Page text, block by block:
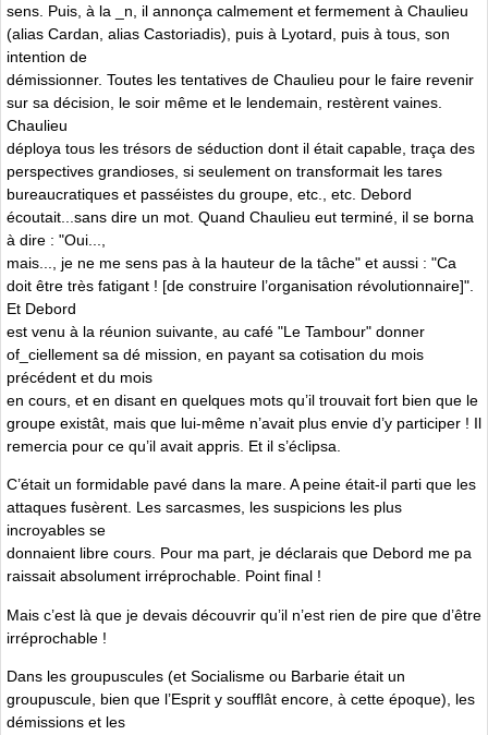
sens. Puis, à la _n, il annonça calmement et fermement à Chaulieu
(alias Cardan, alias Castoriadis), puis à Lyotard, puis à tous, son
intention de
démissionner. Toutes les tentatives de Chaulieu pour le faire revenir
sur sa décision, le soir même et le lendemain, restèrent vaines.
Chaulieu
déploya tous les trésors de séduction dont il était capable, traça des
perspectives grandioses, si seulement on transformait les tares
bureaucratiques et passéistes du groupe, etc., etc. Debord
écoutait...sans dire un mot. Quand Chaulieu eut terminé, il se borna
à dire : "Oui...,
mais..., je ne me sens pas à la hauteur de la tâche" et aussi : "Ca
doit être très fatigant ! [de construire l’organisation révolutionnaire]".
Et Debord
est venu à la réunion suivante, au café "Le Tambour" donner
of_ciellement sa dé mission, en payant sa cotisation du mois
précédent et du mois
en cours, et en disant en quelques mots qu’il trouvait fort bien que le
groupe existât, mais que lui-même n’avait plus envie d’y participer ! Il
remercia pour ce qu’il avait appris. Et il s’éclipsa.
C’était un formidable pavé dans la mare. A peine était-il parti que les
attaques fusèrent. Les sarcasmes, les suspicions les plus
incroyables se
donnaient libre cours. Pour ma part, je déclarais que Debord me pa
raissait absolument irréprochable. Point final !
Mais c’est là que je devais découvrir qu’il n’est rien de pire que d’être
irréprochable !
Dans les groupuscules (et Socialisme ou Barbarie était un
groupuscule, bien que l’Esprit y soufflât encore, à cette époque), les
démissions et les